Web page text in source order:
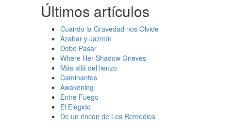
Últimos artículos
Cuando la Gravedad nos Olvide
Azahar y Jazmín
Debe Pasar
Where Her Shadow Grieves
Más allá del lienzo
Caminantes
Awakening
Entre Fuego
El Elegido
De un rincón de Los Remedios